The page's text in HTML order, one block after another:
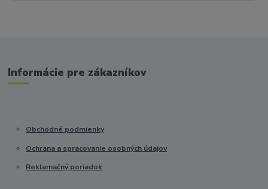
Informácie pre zákazníkov
Obchodné podmienky
Ochrana a spracovanie osobných údajov
Reklamačný poriadok